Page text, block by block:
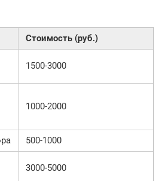
Стоимость (руб.)
1500-3000
1000-2000
500-1000
3000-5000